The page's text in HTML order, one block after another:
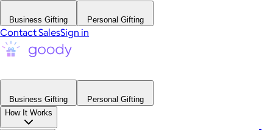
Business Gifting Personal Gifting
Contact SalesSign in
Business Gifting
Personal Gifting
How It Works